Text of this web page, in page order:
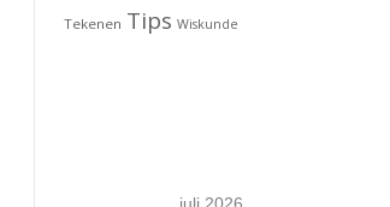
Tekenen Tips Wiskunde